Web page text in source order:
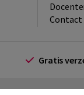
Contact
Gratis